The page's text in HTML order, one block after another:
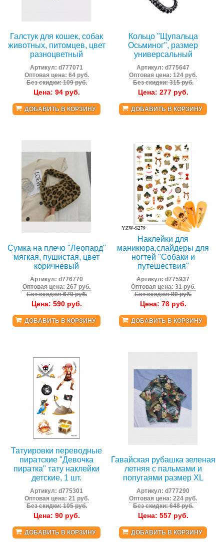
Галстук для кошек, собак
животных, питомцев, цвет
разноцветный
Артикул:d777071
Оптовая цена: 64 руб.
Без скидки: 109 руб.
Цена: 94руб.
ДОБАВИТЬ В КОРЗИНУ
Кольцо "Щупальца
Осьминог", размер
универсальный
Артикул:d775647
Оптовая цена: 124 руб.
Без скидки: 315 руб.
Цена: 277руб.
ДОБАВИТЬ В КОРЗИНУ
Сумка на плечо "Леопард"
мягкая, пушистая, цвет
коричневый
Артикул:d776770
Оптовая цена: 267 руб.
Без скидки: 670 руб.
Цена: 590руб.
ДОБАВИТЬ В КОРЗИНУ
Наклейки для
маникюра,слайдеры для
ногтей "Собаки и
путешествия"
Артикул:d775937
Оптовая цена: 31 руб.
Без скидки: 89 руб.
Цена: 78руб.
ДОБАВИТЬ В КОРЗИНУ
Татуировки переводные
пиратские "Девочка
пиратка" тату наклейки
детские, 1 шт.
Артикул:d775301
Оптовая цена: 21 руб.
Без скидки: 105 руб.
Цена: 90руб.
ДОБАВИТЬ В КОРЗИНУ
Гавайская рубашка зеленая
летняя с пальмами и
попугаями размер XL
Артикул:d777290
Оптовая цена: 224 руб.
Без скидки: 648 руб.
Цена: 557руб.
ДОБАВИТЬ В КОРЗИНУ